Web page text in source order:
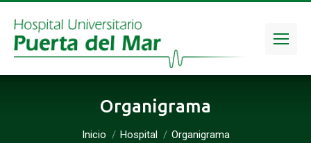
Organigrama
Inicio Hospital Organigrama